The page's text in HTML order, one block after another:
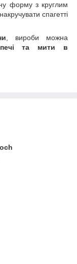
форму з круглим
спагетті
, вироби можна
печі та мити в